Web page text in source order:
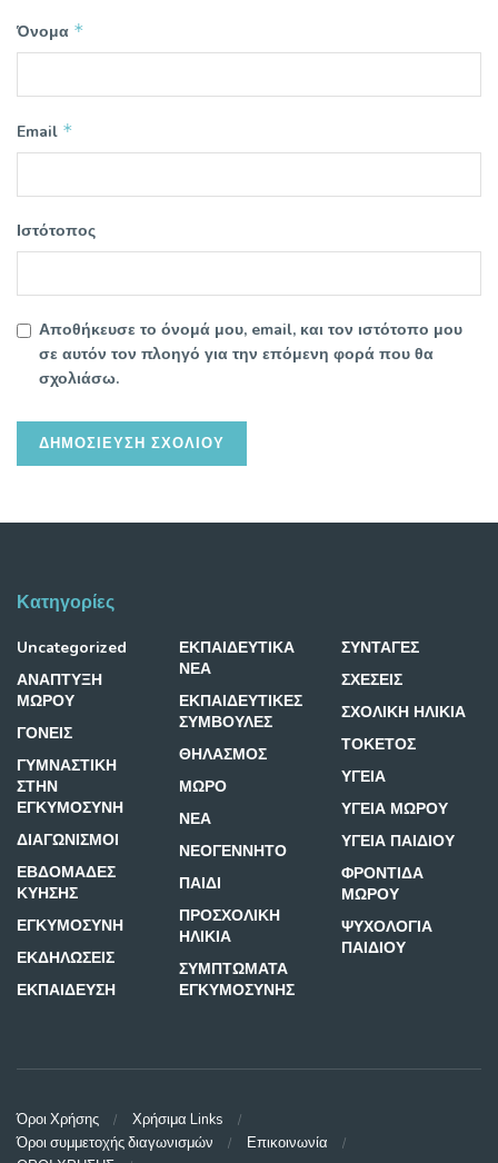
Όνομα *
Email *
Ιστότοπος
Αποθήκευσε το όνομά μου, email, και τον ιστότοπο μου
σε αυτόν τον πλοηγό για την επόμενη φορά που θα
σχολιάσω.
Κατηγορίες
Uncategorized
ΑΝΑΠΤΥΞΗ
ΜΩΡΟΥ
ΓΟΝΕΙΣ
ΓΥΜΝΑΣΤΙΚΗ
ΣΤΗΝ
ΕΓΚΥΜΟΣΥΝΗ
ΔΙΑΓΩΝΙΣΜΟΙ
ΕΒΔΟΜΑΔΕΣ
ΚΥΗΣΗΣ
ΕΓΚΥΜΟΣΥΝΗ
ΕΚΔΗΛΩΣΕΙΣ
ΕΚΠΑΙΔΕΥΣΗ
ΕΚΠΑΙΔΕΥΤΙΚΑ
ΝΕΑ
ΕΚΠΑΙΔΕΥΤΙΚΕΣ
ΣΥΜΒΟΥΛΕΣ
ΘΗΛΑΣΜΟΣ
ΜΩΡΟ
ΝΕΑ
ΝΕΟΓΕΝΝΗΤΟ
ΠΑΙΔΙ
ΠΡΟΣΧΟΛΙΚΗ
ΗΛΙΚΙΑ
ΣΥΜΠΤΩΜΑΤΑ
ΕΓΚΥΜΟΣΥΝΗΣ
ΣΥΝΤΑΓΕΣ
ΣΧΕΣΕΙΣ
ΣΧΟΛΙΚΗ ΗΛΙΚΙΑ
ΤΟΚΕΤΟΣ
ΥΓΕΙΑ
ΥΓΕΙΑ ΜΩΡΟΥ
ΥΓΕΙΑ ΠΑΙΔΙΟΥ
ΦΡΟΝΤΙΔΑ
ΜΩΡΟΥ
ΨΥΧΟΛΟΓΙΑ
ΠΑΙΔΙΟΥ
Όροι Χρήσης
Χρήσιμα Links
Όροι συμμετοχής διαγωνισμών
Επικοινωνία